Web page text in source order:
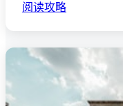
阅读攻略